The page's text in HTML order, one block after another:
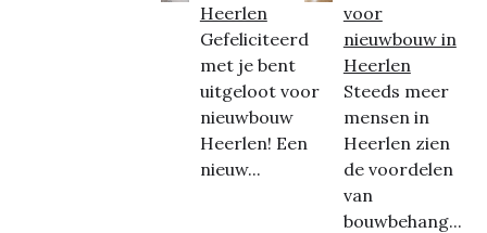
Heerlen
Gefeliciteerd
met je bent
uitgeloot voor
nieuwbouw
Heerlen! Een
nieuw...
voor
nieuwbouw in
Heerlen
Steeds meer
mensen in
Heerlen zien
de voordelen
van
bouwbehang...